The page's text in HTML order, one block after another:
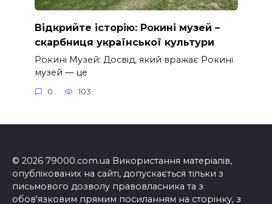
Відкрийте історію: Рокині музей –
скарбниця української культури
Рокині Музей: Досвід, який вражає Рокині
музей — це
0 103
© 2026 79000.com.ua Використання матеріалів,
опублікованих на сайті, допускається тільки з
письмового дозволу правовласника та з
обов'язковим прямим посиланням на сторінку, з